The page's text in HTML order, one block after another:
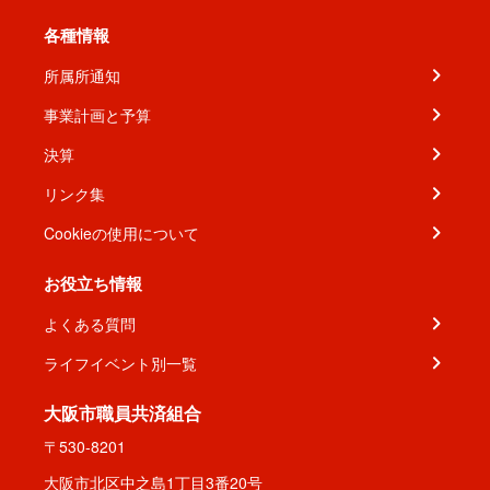
各種情報
所属所通知
事業計画と予算
決算
リンク集
Cookieの使用について
お役立ち情報
よくある質問
ライフイベント別一覧
大阪市職員共済組合
〒530-8201
大阪市北区中之島1丁目3番20号